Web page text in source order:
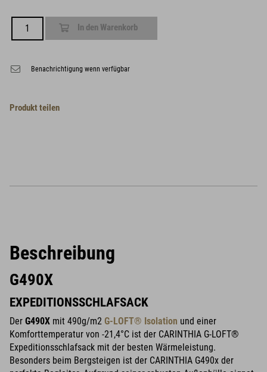
In den Warenkorb
Benachrichtigung wenn verfügbar
Produkt teilen
Beschreibung
G490X
EXPEDITIONSSCHLAFSACK
Der G490X mit 490g/m2 G-LOFT® Isolation und einer
Komforttemperatur von -21,4°C ist der CARINTHIA G-LOFT®
Expeditionsschlafsack mit der besten Wärmeleistung.
Besonders beim Bergsteigen ist der CARINTHIA G490x der